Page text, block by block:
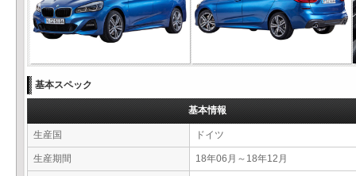
基本スペック
基本情報
生産国 ドイツ
生産期間 18年06月～18年12月